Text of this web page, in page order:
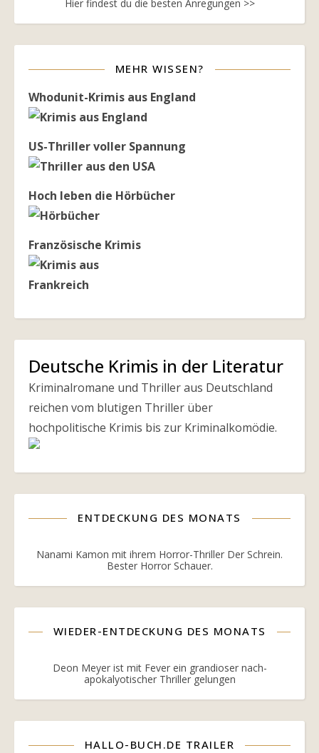
Hier findest du die besten Anregungen >>
MEHR WISSEN?
Whodunit-Krimis aus England
US-Thriller voller Spannung
Hoch leben die Hörbücher
Französische Krimis
Deutsche Krimis in der Literatur
Kriminalromane und Thriller aus Deutschland
reichen vom blutigen Thriller über
hochpolitische Krimis bis zur Kriminalkomödie.
ENTDECKUNG DES MONATS
Nanami Kamon mit ihrem Horror-Thriller Der Schrein.
Bester Horror Schauer.
WIEDER-ENTDECKUNG DES MONATS
Deon Meyer ist mit Fever ein grandioser nach-
apokalyotischer Thriller gelungen
HALLO-BUCH.DE TRAILER